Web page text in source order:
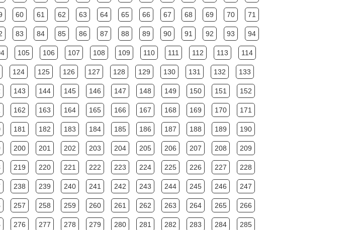
60 61 62 63 64 65 66 67 68 69 70 71
83 84 85 86 87 88 89 90 91 92 93 94
105 106 107 108 109 110 111 112 113 114
124 125 126 127 128 129 130 131 132 133
143 144 145 146 147 148 149 150 151 152
162 163 164 165 166 167 168 169 170 171
181 182 183 184 185 186 187 188 189 190
200 201 202 203 204 205 206 207 208 209
219 220 221 222 223 224 225 226 227 228
238 239 240 241 242 243 244 245 246 247
257 258 259 260 261 262 263 264 265 266
276 277 278 279 280 281 282 283 284 285